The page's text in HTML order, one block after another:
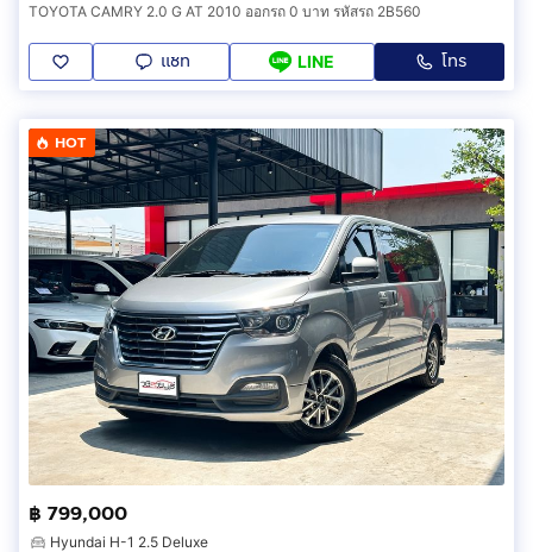
TOYOTA CAMRY 2.0 G AT 2010 ออกรถ 0 บาท รหัสรถ 2B560
แชท LINE โทร
HOT
฿ 799,000
Hyundai H-1 2.5 Deluxe